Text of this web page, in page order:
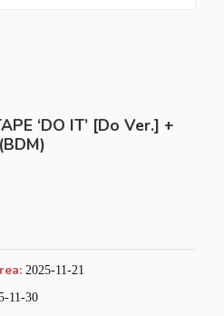
‘DO IT’ [Do Ver.] +
2025-11-21
11-30